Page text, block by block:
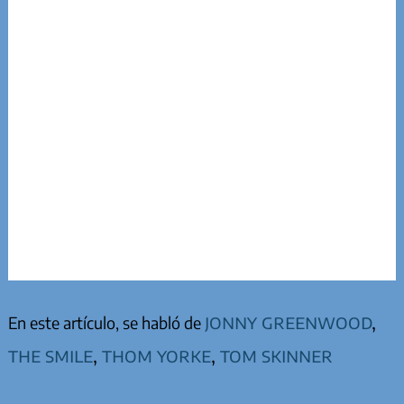
En este artículo, se habló de jonny greenwood,
the smile, thom yorke, tom skinner